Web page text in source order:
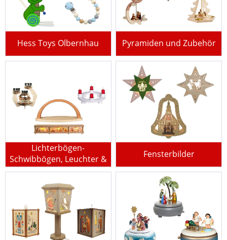
Hess Toys Olbernhau Pyramiden und Zubehör
Lichterbögen-
Schwibbögen, Leuchter &
Fensterbänke
Fensterbilder